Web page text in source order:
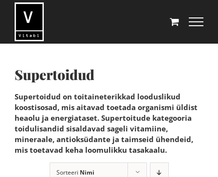
Supertoidud
Supertoidud on toitaineterikkad looduslikud
koostisosad, mis aitavad toetada organismi üldist
heaolu ja energiataset. Supertoitude kategooria
toidulisandid sisaldavad sageli vitamiine,
mineraale, antioksüdante ja taimseid ühendeid,
mis toetavad keha loomulikku tasakaalu.
Sorteeri Nimi